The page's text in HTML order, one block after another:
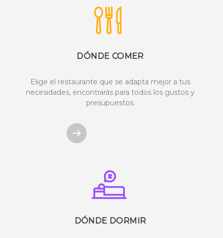
DÓNDE COMER
Elige el restaurante que se adapta mejor a tus
necesidades, encontrarás para todos los gustos y
presupuestos.
DÓNDE DORMIR